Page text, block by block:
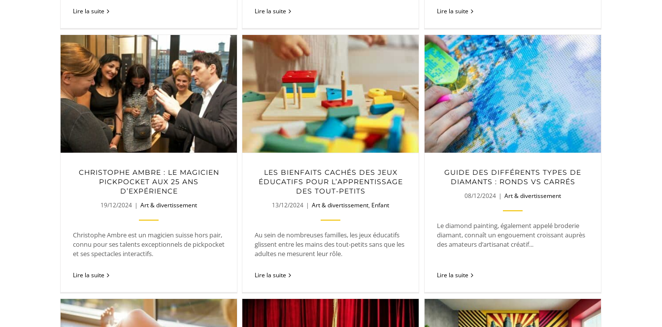
Lire la suite Lire la suite Lire la suite
CHRISTOPHE AMBRE : LE MAGICIEN
PICKPOCKET AUX 25 ANS
D’EXPÉRIENCE
19/12/2024 | Art & divertissement
Christophe Ambre est un magicien suisse hors pair,
connu pour ses talents exceptionnels de pickpocket
et ses spectacles interactifs.
Lire la suite
LES BIENFAITS CACHÉS DES JEUX
ÉDUCATIFS POUR L’APPRENTISSAGE
DES TOUT-PETITS
13/12/2024 | Art & divertissement, Enfant
Au sein de nombreuses familles, les jeux éducatifs
glissent entre les mains des tout-petits sans que les
adultes ne mesurent leur rôle.
Lire la suite
GUIDE DES DIFFÉRENTS TYPES DE
DIAMANTS : RONDS VS CARRÉS
08/12/2024 | Art & divertissement
Le diamond painting, également appelé broderie
diamant, connaît un engouement croissant auprès
des amateurs d’artisanat créatif...
Lire la suite